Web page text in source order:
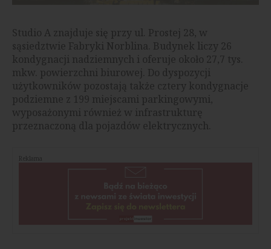
Studio A znajduje się przy ul. Prostej 28, w
sąsiedztwie Fabryki Norblina. Budynek liczy 26
kondygnacji nadziemnych i oferuje około 27,7 tys.
mkw. powierzchni biurowej. Do dyspozycji
użytkowników pozostają także cztery kondygnacje
podziemne z 199 miejscami parkingowymi,
wyposażonymi również w infrastrukturę
przeznaczoną dla pojazdów elektrycznych.
Reklama